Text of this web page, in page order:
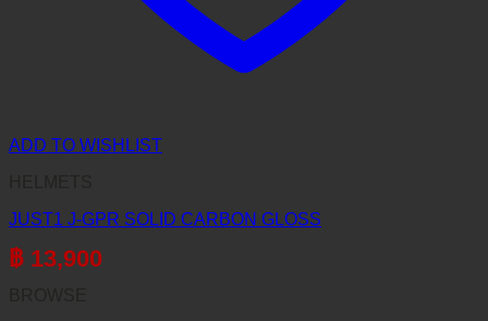
ADD TO WISHLIST
JUST1 J-GPR SOLID CARBON GLOSS
฿ 13,900